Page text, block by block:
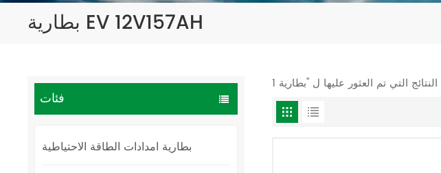
بطارية EV 12V157AH
فئات
بطارية امدادات الطاقة الاحتياطية